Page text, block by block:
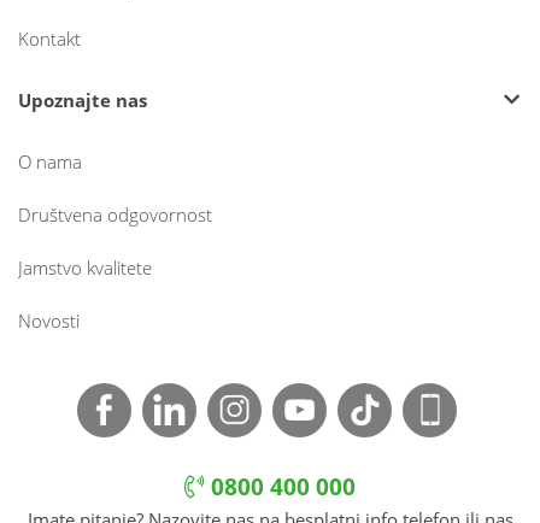
Kontakt
Upoznajte nas
O nama
Društvena odgovornost
Jamstvo kvalitete
Novosti
0800 400 000